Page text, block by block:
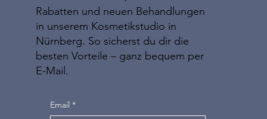
Rabatten und neuen Behandlungen
in unserem Kosmetikstudio in
Nürnberg. So sicherst du dir die
besten Vorteile – ganz bequem per
E-Mail.
Email *